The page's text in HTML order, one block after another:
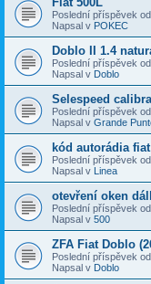
Poslední příspěvek od
Napsal v POKEC
Doblo II 1.4
Poslední příspěvek od
Napsal v Doblo
Selespeed
Poslední příspěvek od
Napsal v Grande
kód autorádia
Poslední příspěvek od
Napsal v Linea
otevření oken
Poslední příspěvek od
Napsal v 500
ZFA Fiat Doblo
Poslední příspěvek od
Napsal v Doblo